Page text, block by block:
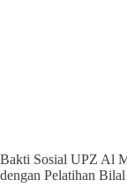
Bakti Sosial UPZ Al
dengan Pelatihan